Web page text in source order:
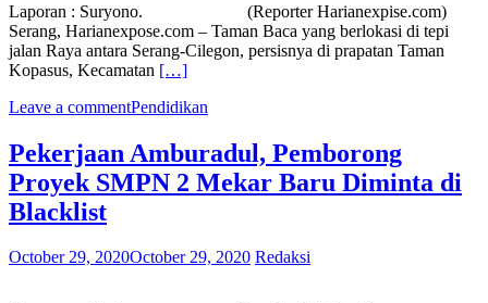
Laporan : Suryono. (Reporter Harianexpise.com)
Serang, Harianexpose.com – Taman Baca yang berlokasi di tepi
jalan Raya antara Serang-Cilegon, persisnya di prapatan Taman
Kopasus, Kecamatan […]
Leave a commentPendidikan
Pekerjaan Amburadul, Pemborong
Proyek SMPN 2 Mekar Baru Diminta di
Blacklist
October 29, 2020October 29, 2020 Redaksi